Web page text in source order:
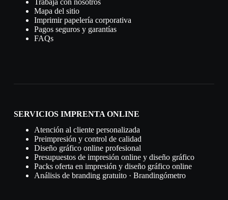
Trabaja con nosotros
Mapa del sitio
Imprimir papelería corporativa
Pagos seguros y garantías
FAQs
SERVICIOS IMPRENTA ONLINE
Atención al cliente personalizada
Preimpresión y control de calidad
Diseño gráfico online profesional
Presupuestos de impresión online y diseño gráfico
Packs oferta en impresión y diseño gráfico online
Análisis de branding gratuito · Brandingómetro